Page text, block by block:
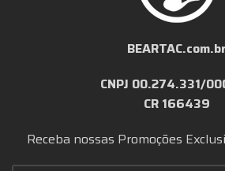
BEARTAC.com.br
CNPJ 00.274.331/
CR 166439
Receba nossas Promoções